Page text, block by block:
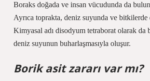
Boraks doğada ve insan vücudunda da
Ayrıca toprakta, deniz suyunda ve bitkilerde
Kimyasal adı disodyum tetraborat olarak da
deniz suyunun buharlaşmasıyla oluşur.
Borik asit zararı var mı?